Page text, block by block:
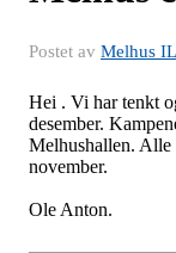
Postet av Melhus
Hei . Vi har tenkt
desember.
Melhushallen.
november.
Ole Anton.